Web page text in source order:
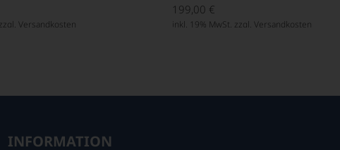
Versandkosten
199,00 €
inkl. 19% MwSt. zzgl. Versandkosten
INFORMATION